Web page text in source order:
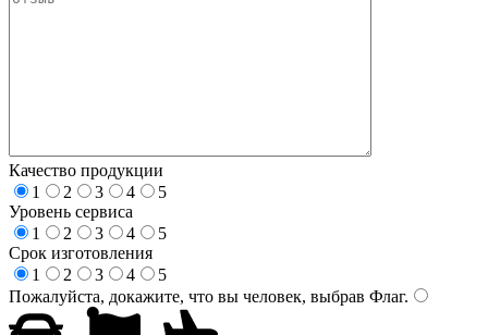
Качество продукции
1
2 3 4
5
Уровень сервиса
1
2 3 4
5
Срок изготовления
1
2 3 4
5
Пожалуйста, докажите, что вы человек, выбрав Флаг.